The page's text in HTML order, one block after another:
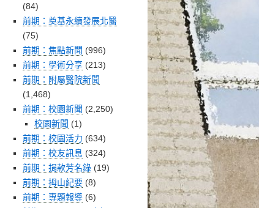
(84)
前期：奠基永續發展北醫
(75)
前期：焦點新聞 (996)
前期：學術分享 (213)
前期：附屬醫院新聞
(1,468)
前期：校園新聞 (2,250)
校園新聞 (1)
前期：校園活力 (634)
前期：校友訊息 (324)
前期：捐款芳名錄 (19)
前期：拇山紀要 (8)
前期：專題報導 (6)